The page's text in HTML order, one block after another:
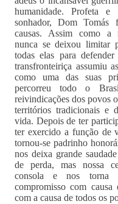
humanidade. Profeta e
sonhador, Dom
causas. Assim como a
nunca se deixou limitar
todas elas para
transfronteiriça assumiu
como uma das suas
percorreu todo o
reivindicações dos povos
territórios tradicionais e
vida. Depois de ter
ter exercido a função de
tornou-se padrinho
nos deixa grande
de perda, mas nossa
consola e nos torna
compromisso com
com a causa de todos os